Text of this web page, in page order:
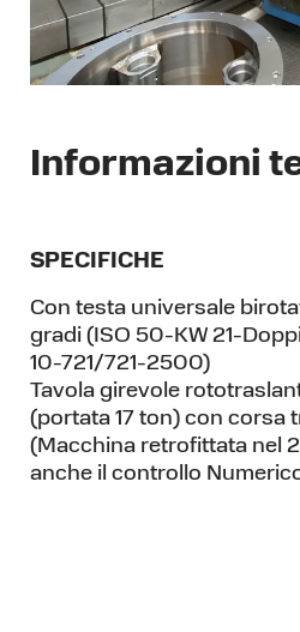
Informazioni
SPECIFICHE
Con testa universale
gradi (ISO 50-KW 21-
10-721/721-2500)
Tavola girevole
(portata 17 ton) con corsa
(Macchina retrofittata nel
anche il controllo